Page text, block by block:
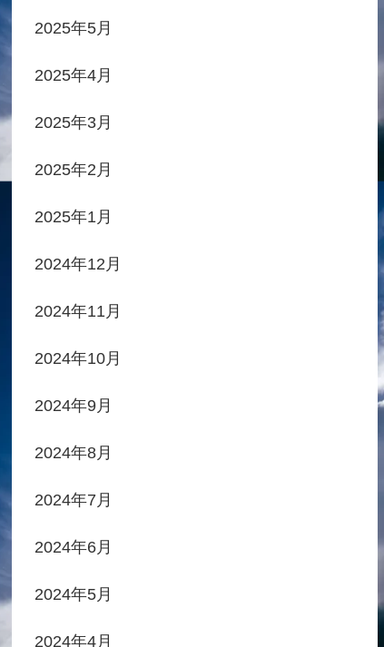
2025年5月
2025年4月
2025年3月
2025年2月
2025年1月
2024年12月
2024年11月
2024年10月
2024年9月
2024年8月
2024年7月
2024年6月
2024年5月
2024年4月